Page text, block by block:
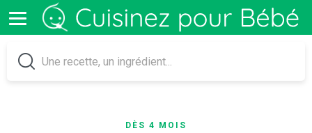
DÈS 4 MOIS